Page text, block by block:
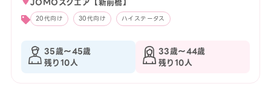
20代向け 30代向け ハイステータス
35歳〜45歳
残り10人
33歳〜44歳
残り10人